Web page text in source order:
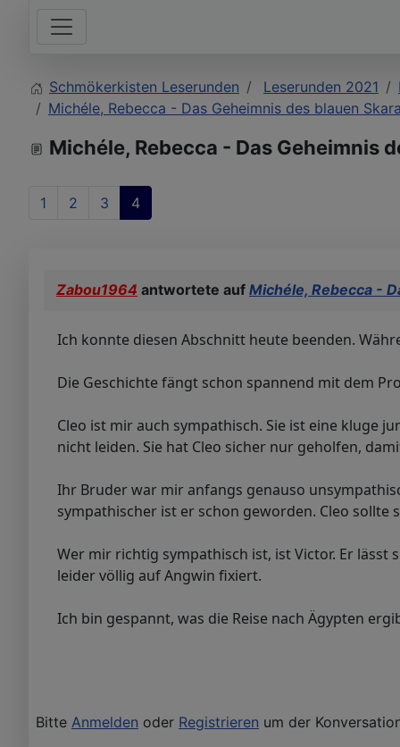
Schmökerkisten Leserunden Leserunden 2021
Michéle, Rebecca - Das Geheimnis des blauen
Michéle, Rebecca - Das Geheimnis
1 2 3 4
Zabou1964 antwortete auf Michéle, Rebecca -
Ich konnte diesen Abschnitt heute beenden.
Die Geschichte fängt schon spannend mit dem
Cleo ist mir auch sympathisch. Sie ist eine kluge
nicht leiden. Sie hat Cleo sicher nur geholfen,
Ihr Bruder war mir anfangs genauso
sympathischer ist er schon geworden. Cleo sollte
Wer mir richtig sympathisch ist, ist Victor. Er
leider völlig auf Angwin fixiert.
Ich bin gespannt, was die Reise nach Ägypten
Bitte Anmelden oder Registrieren um der